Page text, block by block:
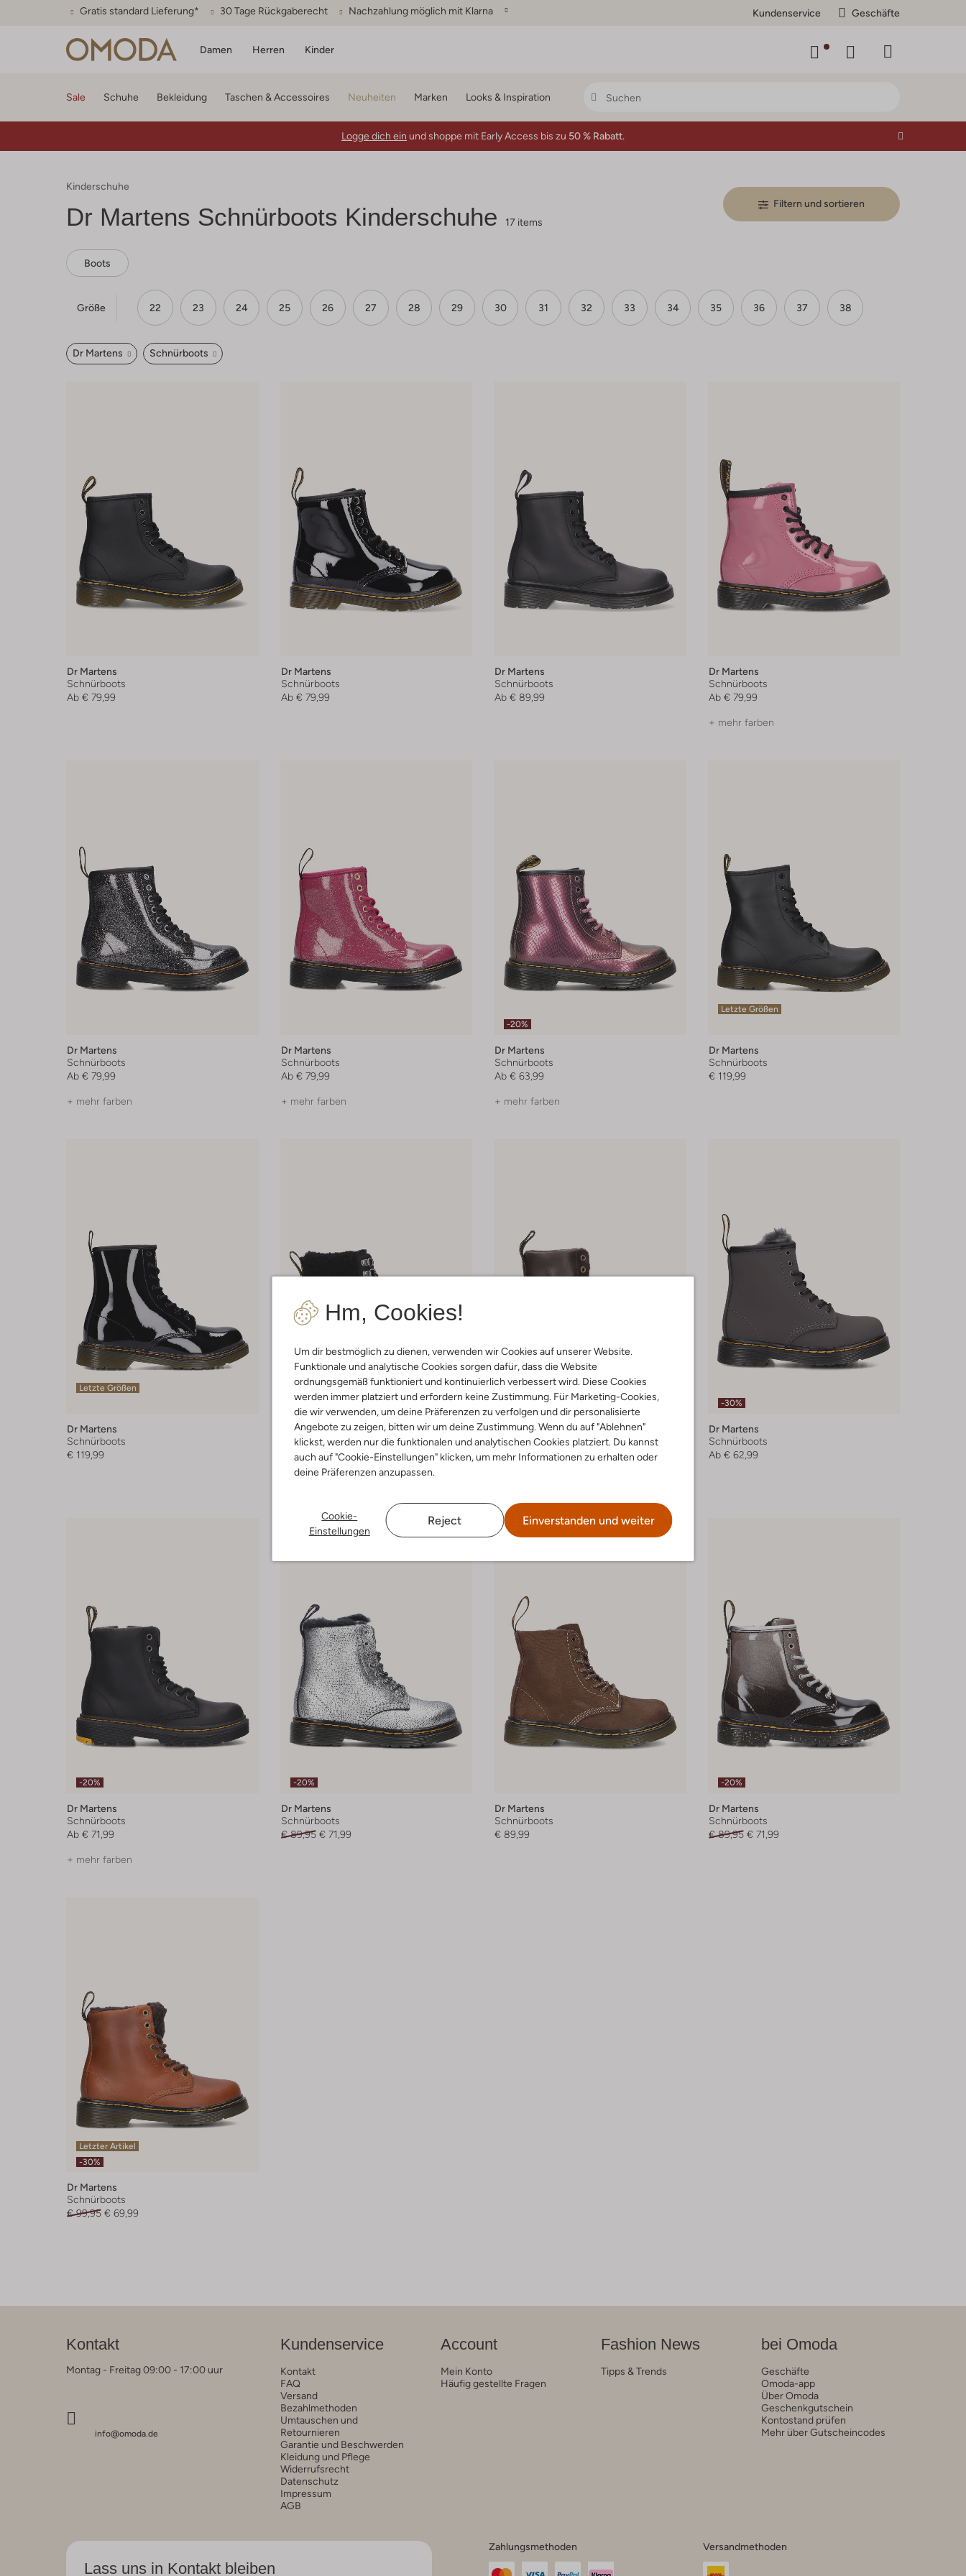
Gratis standard Lieferung* 30 Tage Rückgaberecht Nachzahlung möglich mit Klarna Kundenservice Geschäfte
Damen Herren Kinder
Hm, Cookies!
Um dir bestmöglich zu dienen, verwenden wir Cookies auf unserer Website.
Funktionale und analytische Cookies sorgen dafür, dass die Website
ordnungsgemäß funktioniert und kontinuierlich verbessert wird. Diese Cookies
werden immer platziert und erfordern keine Zustimmung. Für Marketing-Cookies,
die wir verwenden, um deine Präferenzen zu verfolgen und dir personalisierte
Angebote zu zeigen, bitten wir um deine Zustimmung. Wenn du auf "Ablehnen"
klickst, werden nur die funktionalen und analytischen Cookies platziert. Du kannst
auch auf "Cookie-Einstellungen" klicken, um mehr Informationen zu erhalten oder
deine Präferenzen anzupassen.
Cookie-
Einstellungen
Reject Einverstanden und weiter
Sale Schuhe Bekleidung Taschen & Accessoires Neuheiten Marken Looks & Inspiration
Logge dich ein und shoppe mit Early Access bis zu 50 % Rabatt.
Kinderschuhe
Dr Martens Schnürboots Kinderschuhe 17 items
Filtern und sortieren
Boots
Größe 22 23 24 25 26 27 28 29 30 31 32 33 34 35 36 37 38
Dr Martens Schnürboots
Dr Martens
Schnürboots
Ab € 79,99
Dr Martens
Schnürboots
Ab € 79,99
Dr Martens
Schnürboots
Ab € 89,99
Dr Martens
Schnürboots
Ab € 79,99
+ mehr farben
Dr Martens
Schnürboots
Ab € 79,99
+ mehr farben
Dr Martens
Schnürboots
Ab € 79,99
+ mehr farben
-20%
Dr Martens
Schnürboots
Ab € 63,99
+ mehr farben
Letzte Größen
Dr Martens
Schnürboots
€ 119,99
Letzte Größen
Dr Martens
Schnürboots
€ 119,99
-30%
Dr Martens
Schnürboots
€ 62,99
-20%
Dr Martens
Schnürboots
Ab € 71,99
-30%
Dr Martens
Schnürboots
Ab € 62,99
-20%
Dr Martens
Schnürboots
Ab € 71,99
+ mehr farben
-20%
Dr Martens
Schnürboots
€ 89,95 € 71,99
Dr Martens
Schnürboots
€ 89,99
-20%
Dr Martens
Schnürboots
€ 89,95 € 71,99
Letzter Artikel
-30%
Dr Martens
Schnürboots
€ 99,95 € 69,99
Kontakt
Montag - Freitag 09:00 - 17:00 uur
info@omoda.de
Kundenservice
Kontakt
FAQ
Versand
Bezahlmethoden
Umtauschen und
Retournieren
Garantie und Beschwerden
Kleidung und Pflege
Widerrufsrecht
Datenschutz
Impressum
AGB
Account
Mein Konto
Häufig gestellte Fragen
Fashion News
Tipps & Trends
bei Omoda
Geschäfte
Omoda-app
Über Omoda
Geschenkgutschein
Kontostand prüfen
Mehr über Gutscheincodes
Lass uns in Kontakt bleiben
Zahlungsmethoden Versandmethoden